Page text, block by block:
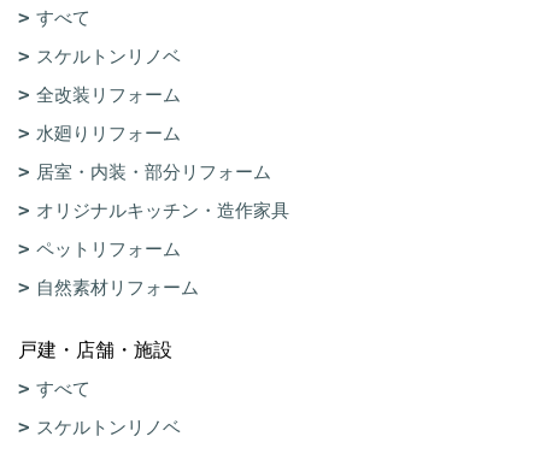
すべて
スケルトンリノベ
全改装リフォーム
水廻りリフォーム
居室・内装・部分リフォーム
オリジナルキッチン・造作家具
ペットリフォーム
自然素材リフォーム
戸建・店舗・施設
すべて
スケルトンリノベ